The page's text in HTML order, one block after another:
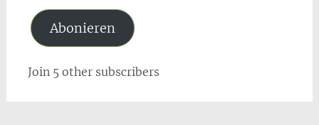
Abonieren
Join 5 other subscribers